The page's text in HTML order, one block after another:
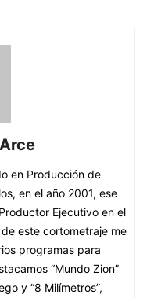
en Producción de
en el año 2001, ese
Ejecutivo en el
de este cortometraje me
programas para
“Mundo Zion”
y “8 Milímetros”,